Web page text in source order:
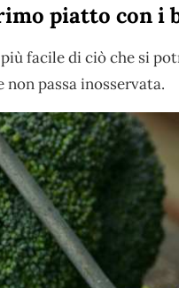
piatto con i
facile di ciò che si
non passa inosservata.